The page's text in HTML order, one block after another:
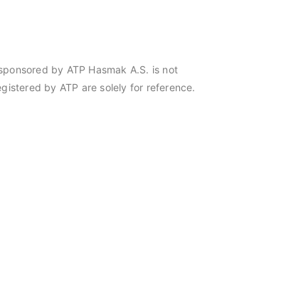
by ATP Hasmak A.S. is not
by ATP are solely for reference.